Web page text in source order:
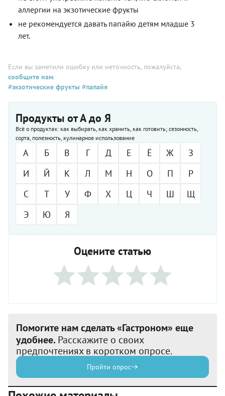
аллергии на экзотические фрукты
не рекомендуется давать папайю детям младше 3
лет.
Если вы заметили ошибку или неточность, пожалуйста,
сообщите нам.
#экзотические фрукты #папайя
Продукты от А до Я
Всё о продуктах: как выбирать, как хранить, как готовить; сезонность,
сорта, полезность, кулинарное использование
А Б В Г Д Е Ё Ж
З
И
Й К Л М Н О П
Р
С
Т У Ф Х Ц Ч Ш
Щ
Э
Ю Я
Оцените статью
Помогите нам сделать «Гастроном» еще
удобнее. Расскажите о своих
предпочтениях в коротком опросе.
Пройти опрос